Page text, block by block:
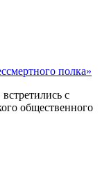
полка»
с
общественного